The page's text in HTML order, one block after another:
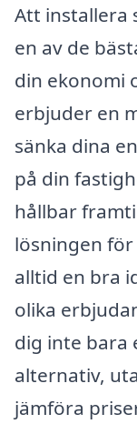
Att installera
en av de
din ekonomi
erbjuder en
sänka dina
på din
hållbar
lösningen
alltid en bra
olika
dig inte bara
alternativ,
jämföra